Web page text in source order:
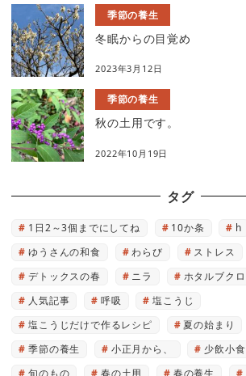
季節の養生
冬眠からの目覚め
2023年3月12日
季節の養生
秋の土用です。
2022年10月19日
タグ
1日2～3個までにしてね 10か条 h
ゆうさんの和食
わらび ストレス
デトックスの春
ニラ ホタルブクロ
人気記事
呼吸
塩こうじ
塩こうじだけで作るレシピ
夏の始まり
季節の養生
小正月から、 少飲小食
旬のもの
春の土用 春の養生